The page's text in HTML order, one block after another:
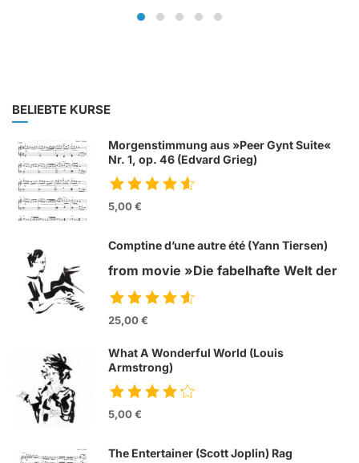
BELIEBTE KURSE
Morgenstimmung aus »Peer Gynt Suite«
Nr. 1, op. 46 (Edvard Grieg)
5,00 €
Comptine d’une autre été (Yann Tiersen)
from movie »Die fabelhafte Welt der
Amelie«
25,00 €
What A Wonderful World (Louis
Armstrong)
5,00 €
The Entertainer (Scott Joplin) Rag